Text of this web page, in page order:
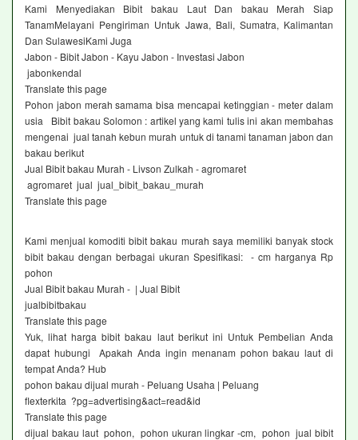
Kami Menyediakan Bibit bakau Laut Dan bakau Merah Siap
TanamMelayani Pengiriman Untuk Jawa, Bali, Sumatra, Kalimantan
Dan SulawesiKami Juga
Jabon - Bibit Jabon - Kayu Jabon - Investasi Jabon
jabonkendal
Translate this page
Pohon jabon merah samama bisa mencapai ketinggian - meter dalam
usia Bibit bakau Solomon : artikel yang kami tulis ini akan membahas
mengenai jual tanah kebun murah untuk di tanami tanaman jabon dan
bakau berikut
Jual Bibit bakau Murah - Livson Zulkah - agromaret
agromaret jual jual_bibit_bakau_murah
Translate this page
Kami menjual komoditi bibit bakau murah saya memiliki banyak stock
bibit bakau dengan berbagai ukuran Spesifikasi: - cm harganya Rp
pohon
Jual Bibit bakau Murah - | Jual Bibit
jualbibitbakau
Translate this page
Yuk, lihat harga bibit bakau laut berikut ini Untuk Pembelian Anda
dapat hubungi Apakah Anda ingin menanam pohon bakau laut di
tempat Anda? Hub
pohon bakau dijual murah - Peluang Usaha | Peluang
flexterkita ?pg=advertising&act=read&id
Translate this page
dijual bakau laut pohon, pohon ukuran lingkar -cm, pohon jual bibit